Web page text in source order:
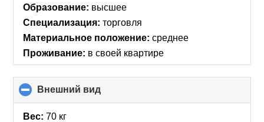
Образование: высшее
Специализация: торговля
Материальное положение: среднее
Проживание: в своей квартире
Внешний вид
to
Вес: 70 кг